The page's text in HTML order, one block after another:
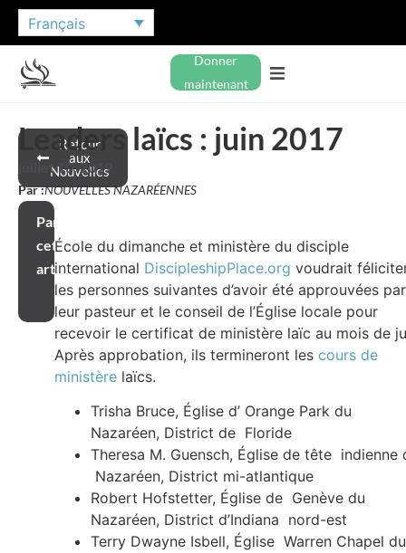
Français
Donner
maintenant
Retour
aux
Nouvelles
Leaders laïcs : juin 2017
juillet 10, 2019
Par :NOUVELLES NAZARÉENNES
Partager
cet
article
École du dimanche et ministère du disciple
international DiscipleshipPlace.org voudrait
les personnes suivantes d’avoir été approuvées par
leur pasteur et le conseil de l’Église locale pour
recevoir le certificat de ministère laïc au mois de
Après approbation, ils termineront les cours de
ministère laïcs.
Trisha Bruce, Église d’ Orange Park du
Nazaréen, District de Floride
Theresa M. Guensch, Église de tête indienne
Nazaréen, District mi-atlantique
Robert Hofstetter, Église de Genève du
Nazaréen, District d’Indiana nord-est
Terry Dwayne Isbell, Église Warren Chapel du